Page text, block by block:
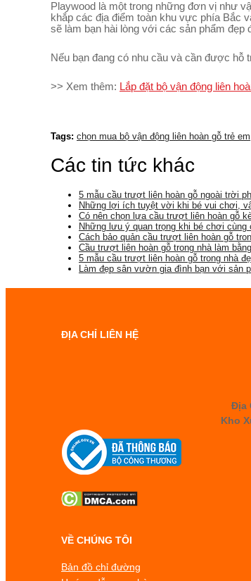
Playwood là một trong những đơn vị như
khắp các địa điểm toàn khu vực phía Bắc
sẽ làm bạn hài lòng với các sản phẩm đẹp
Nếu bạn đang có nhu cầu và cần được hỗ
>> Xem thêm: Lắp đặt bộ vận động liên
Tags: chọn mua bộ vận động liên hoàn gỗ trẻ em
Các tin tức khác
5 mẫu cầu trượt liên hoàn gỗ ngoài trời
Những lợi ích tuyệt vời khi bé vui chơi,
Có nên chọn lựa cầu trượt liên hoàn gỗ
Những lưu ý quan trọng khi bé chơi
Cách bảo quản cầu trượt liên hoàn gỗ
Cầu trượt liên hoàn gỗ trong nhà làm
5 mẫu cầu trượt liên hoàn gỗ trong nhà
Làm đẹp sân vườn gia đình bạn với sản
ĐỊA CHỈ LIÊN HỆ
Địa
Kho
VỀ CHÚNG TÔI
Bản đồ chỉ đường